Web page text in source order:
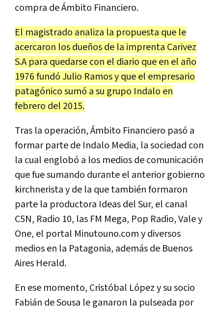
compra de Ámbito Financiero.
El magistrado analiza la propuesta que le
acercaron los dueños de la imprenta Carivez
S.A para quedarse con el diario que en el año
1976 fundó Julio Ramos y que el empresario
patagónico sumó a su grupo Indalo en
febrero del 2015.
Tras la operación, Ámbito Financiero pasó a
formar parte de Indalo Media, la sociedad con
la cual englobó a los medios de comunicación
que fue sumando durante el anterior gobierno
kirchnerista y de la que también formaron
parte la productora Ideas del Sur, el canal
C5N, Radio 10, las FM Mega, Pop Radio, Vale y
One, el portal Minutouno.com y diversos
medios en la Patagonia, además de Buenos
Aires Herald.
En ese momento, Cristóbal López y su socio
Fabián de Sousa le ganaron la pulseada por